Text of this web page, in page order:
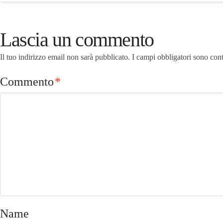
Lascia un commento
Il tuo indirizzo email non sarà pubblicato. I campi obbligatori sono
Commento*
Name